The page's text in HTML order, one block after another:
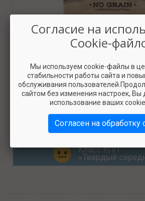
Hill's Ideal Balance Canine
Fresh Chicken &
Класс КПП
«Твёрдый
Согласие на
Cookie-
Мы используем cookie-файлы в
стабильности работы сайта и
обслуживания
сайтом без изменения настроек, Вы
использование ваших
Согласен на обработку